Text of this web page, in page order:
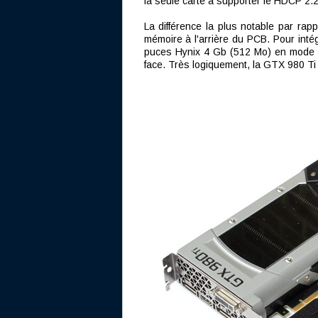
La différence la plus notable par
mémoire à l'arrière du PCB. Pour
puces Hynix 4 Gb (512 Mo) en
face. Très logiquement, la GTX 980